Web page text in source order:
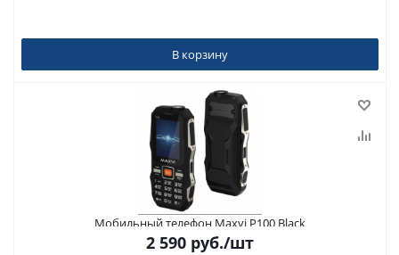
В корзину
Мобильный телефон Maxvi P100 Black
2 590 руб./шт